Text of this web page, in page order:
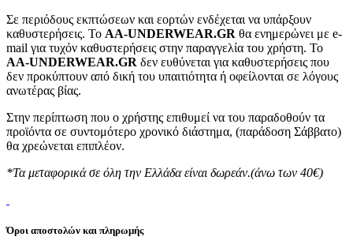
Σε περιόδους εκπτώσεων και εορτών ενδέχεται να υπάρξουν
καθυστερήσεις. Το AA-UNDERWEAR.GR θα ενημερώνει με e-
mail για τυχόν καθυστερήσεις στην παραγγελία του χρήστη. Το
AA-UNDERWEAR.GR δεν ευθύνεται για καθυστερήσεις που
δεν προκύπτουν από δική του υπαιτιότητα ή οφείλονται σε λόγους
ανωτέρας βίας.
Στην περίπτωση που ο χρήστης επιθυμεί να του παραδοθούν τα
προϊόντα σε συντομότερο χρονικό διάστημα, (παράδοση Σάββατο)
θα χρεώνεται επιπλέον.
*Τα μεταφορικά σε όλη την Ελλάδα είναι δωρεάν.(άνω των 40€)
Όροι αποστολών και πληρωμής